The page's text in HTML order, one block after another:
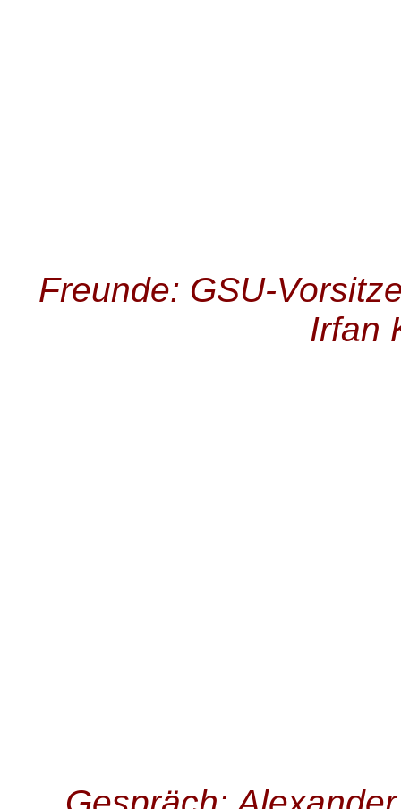
Freunde: GSU-
Irfan